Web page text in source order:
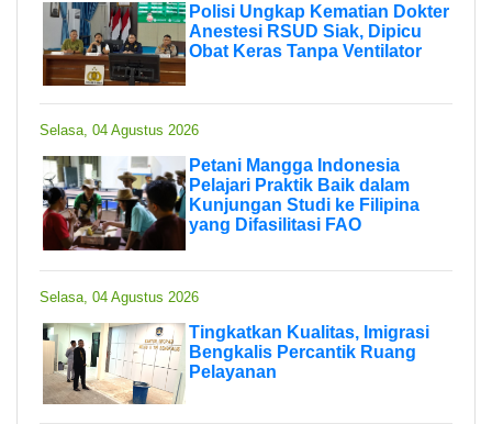
Polisi Ungkap Kematian Dokter
Anestesi RSUD Siak, Dipicu
Obat Keras Tanpa Ventilator
Selasa, 04 Agustus 2026
Petani Mangga Indonesia
Pelajari Praktik Baik dalam
Kunjungan Studi ke Filipina
yang Difasilitasi FAO
Selasa, 04 Agustus 2026
Tingkatkan Kualitas, Imigrasi
Bengkalis Percantik Ruang
Pelayanan